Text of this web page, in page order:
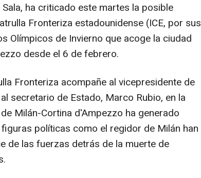
ha criticado este martes la posible
Fronteriza estadounidense (ICE, por sus
Olímpicos de Invierno que acoge la ciudad
desde el 6 de febrero.
Fronteriza acompañe al vicepresidente de
secretario de Estado, Marco Rubio, en la
Milán-Cortina d'Ampezzo ha generado
políticas como el regidor de Milán han
de las fuerzas detrás de la muerte de